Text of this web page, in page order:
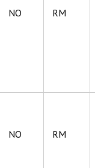
NO RM
NO RM